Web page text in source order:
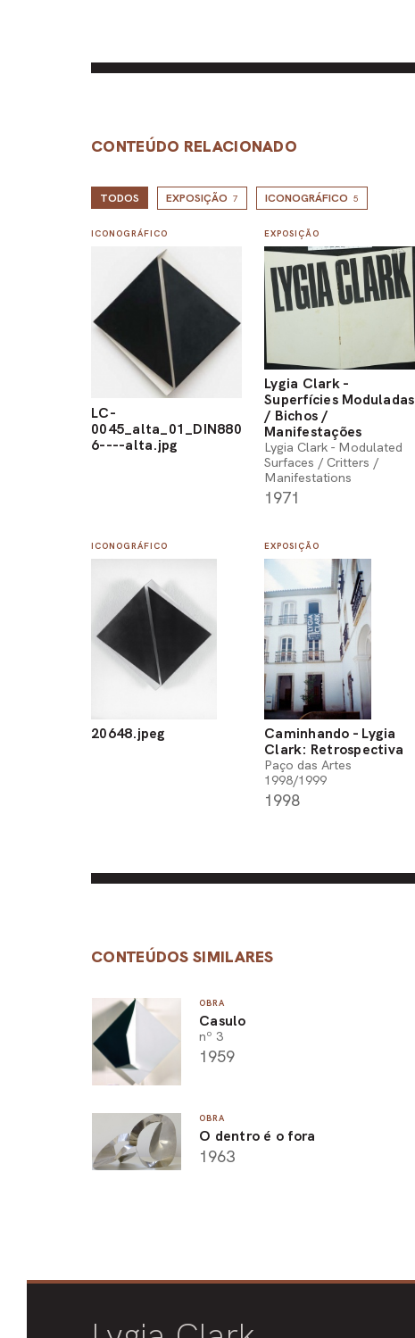
CONTEÚDO RELACIONADO
TODOS EXPOSIÇÃO 7 ICONOGRÁFICO 5
ICONOGRÁFICO
LC-
0045_alta_01_DIN880
6----alta.jpg
EXPOSIÇÃO
Lygia Clark -
Superfícies Moduladas
/ Bichos /
Manifestações
Lygia Clark - Modulated
Surfaces / Critters /
Manifestations
1971
ICONOGRÁFICO
20648.jpeg
EXPOSIÇÃO
Caminhando - Lygia
Clark: Retrospectiva
Paço das Artes
1998/1999
1998
CONTEÚDOS SIMILARES
OBRA
Casulo
nº 3
1959
OBRA
O dentro é o fora
1963